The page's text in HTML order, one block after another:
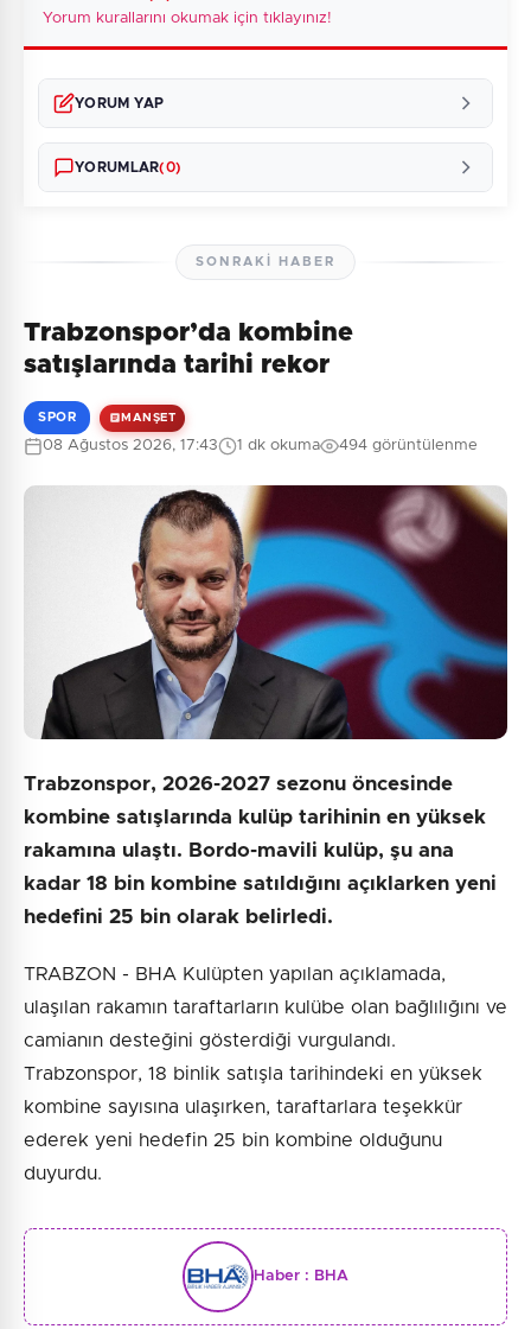
Yorum kurallarını okumak için tıklayınız!
YORUM YAP
Güvenlik Sorusu:
1 + 1 = ?
Gönder
YORUMLAR(0)
Henüz yorum yapılmamış. İlk yorumu siz yapın!
SONRAKI HABER
Trabzonspor’da kombine
satışlarında tarihi rekor
SPOR MANŞET
08 Ağustos 2026, 17:43 1 dk okuma 494 görüntülenme
Trabzonspor, 2026-2027 sezonu öncesinde
kombine satışlarında kulüp tarihinin en yüksek
rakamına ulaştı. Bordo-mavili kulüp, şu ana
kadar 18 bin kombine satıldığını açıklarken yeni
hedefini 25 bin olarak belirledi.
TRABZON - BHA Kulüpten yapılan açıklamada,
ulaşılan rakamın taraftarların kulübe olan bağlılığını ve
camianın desteğini gösterdiği vurgulandı.
Trabzonspor, 18 binlik satışla tarihindeki en yüksek
kombine sayısına ulaşırken, taraftarlara teşekkür
ederek yeni hedefin 25 bin kombine olduğunu
duyurdu.
Haber : BHA